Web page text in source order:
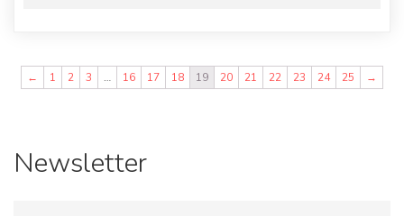
← 1 2 3 … 16 17 18 19 20 21 22 23 24 25 →
Newsletter